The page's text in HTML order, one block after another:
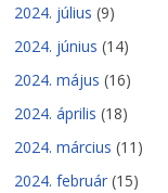
2024. július (9)
2024. június (14)
2024. május (16)
2024. április (18)
2024. március (11)
2024. február (15)